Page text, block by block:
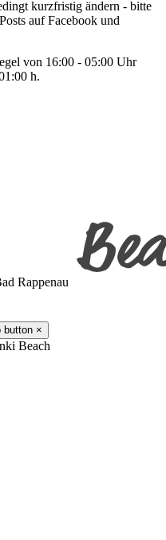
kurzfristig ändern - bitte
auf Facebook und
von 16:00 - 05:00 Uhr
h.
Rappenau
×